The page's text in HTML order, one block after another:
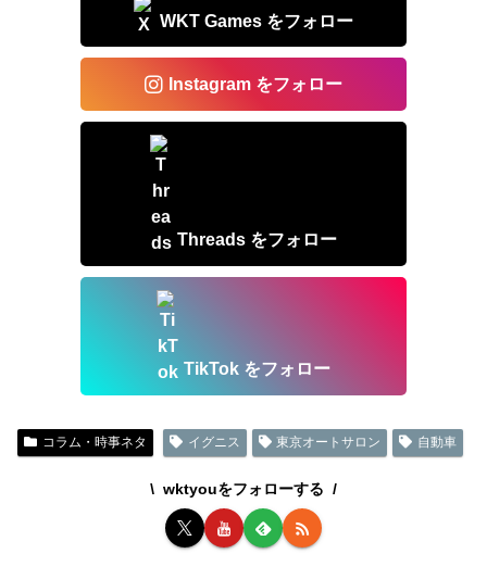
WKT Games をフォロー
Instagram をフォロー
Threads をフォロー
TikTok をフォロー
コラム・時事ネタ イグニス 東京オートサロン 自動車
wktyouをフォローする